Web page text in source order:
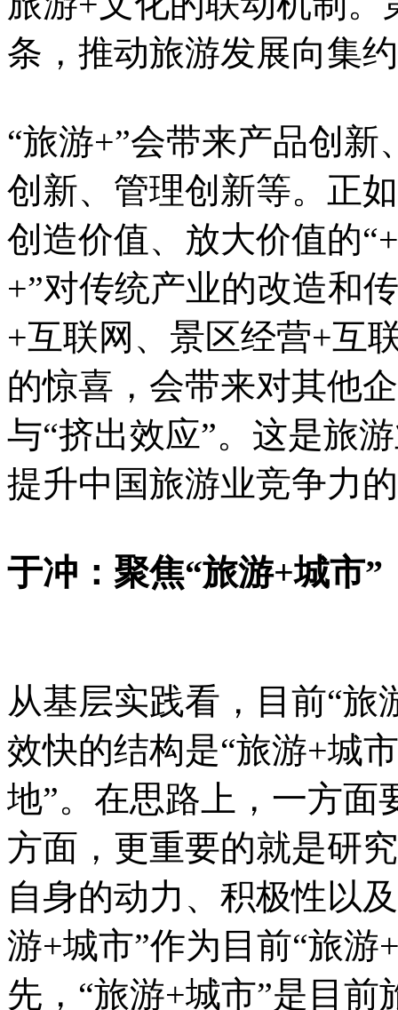
条，推动旅游发展向集
“旅游+”会带来产品创
创新、管理创新等。正
创造价值、放大价值的
+”对传统产业的改造和
+互联网、景区经营+互
的惊喜，会带来对其他
与“挤出效应”。这是旅
提升中国旅游业竞争力
于冲：聚焦“旅游+城市”
从基层实践看，目前“旅
效快的结构是“旅游+城
地”。在思路上，一方面
方面，更重要的就是研
自身的动力、积极性以
游+城市”作为目前“旅
先，“旅游+城市”是目